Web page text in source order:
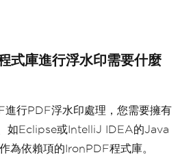
式庫進行浮水印需要什麼
行PDF浮水印處理，您需要擁有
如Eclipse或IntelliJ IDEA的Java
為依賴項的IronPDF程式庫。